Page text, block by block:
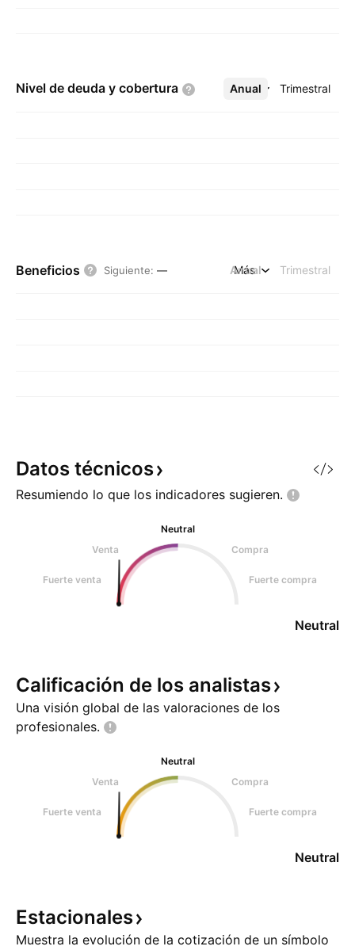
Nivel de deuda y cobertura Anual Trimestral
Más
Beneficios Siguiente: — Anual Trimestral
Más
Datos técnicos
Resumiendo lo que los indicadores sugieren.
Neutral
Venta
Compra
Fuerte venta Fuerte compra
Neutral
Calificación de los analistas
Una visión global de las valoraciones de los
profesionales.
Neutral
Venta
Compra
Fuerte venta Fuerte compra
Neutral
Estacionales
Muestra la evolución de la cotización de un símbolo